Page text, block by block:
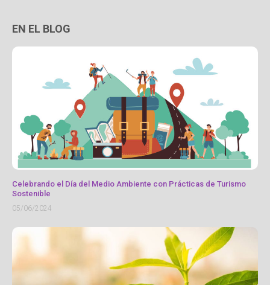
EN EL BLOG
Celebrando el Día del Medio Ambiente con Prácticas de Turismo
Sostenible
05/06/2024